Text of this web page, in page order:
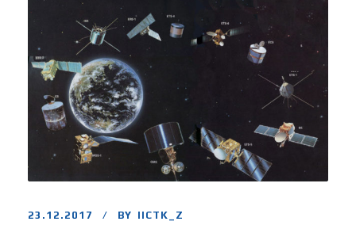
23.12.2017 BY IICTK_Z